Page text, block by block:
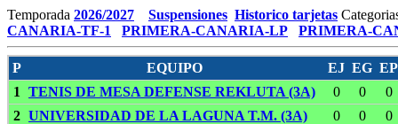
Temporada 2026/2027 Suspensiones Historico tarjetas
CANARIA-TF-1
PRIMERA-CANARIA-LP PRIMERA-
P EQUIPO EJ EG EP
1
TENIS DE MESA DEFENSE REKLUTA (3A) 0 0
0
2 UNIVERSIDAD DE LA LAGUNA T.M. (3A) 0 0
0